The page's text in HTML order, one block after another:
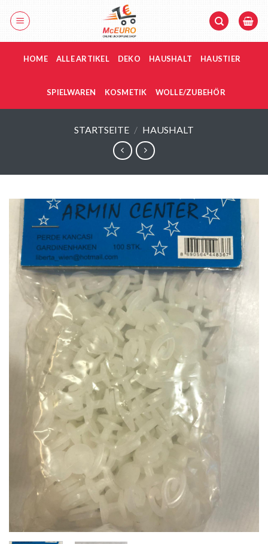
Inhalt
HOME ALLE ARTIKEL DEKO HAUSHALT HAUSTIER
SPIELWAREN KOSMETIK WOLLE/ZUBEHÖR
STARTSEITE / HAUSHALT